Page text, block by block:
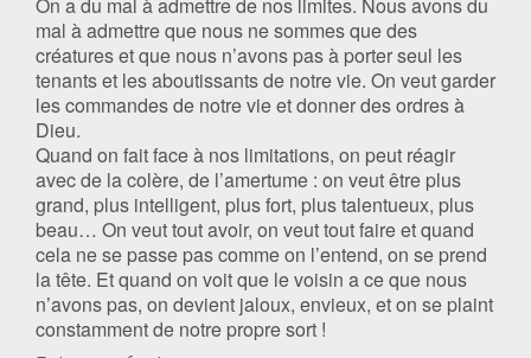
mal à admettre que nous ne sommes que des
créatures et que nous n’avons pas à porter seul les
tenants et les aboutissants de notre vie. On veut garder
les commandes de notre vie et donner des ordres à
Dieu.
Quand on fait face à nos limitations, on peut réagir
avec de la colère, de l’amertume : on veut être plus
grand, plus intelligent, plus fort, plus talentueux, plus
beau… On veut tout avoir, on veut tout faire et quand
cela ne se passe pas comme on l’entend, on se prend
la tête. Et quand on voit que le voisin a ce que nous
n’avons pas, on devient jaloux, envieux, et on se plaint
constamment de notre propre sort !